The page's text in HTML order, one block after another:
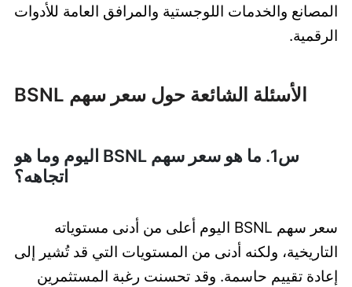
المصانع والخدمات اللوجستية والمرافق العامة للأدوات
الرقمية.
الأسئلة الشائعة حول سعر سهم BSNL
س1. ما هو سعر سهم BSNL اليوم وما هو
اتجاهه؟
سعر سهم BSNL اليوم أعلى من أدنى مستوياته
التاريخية، ولكنه أدنى من المستويات التي قد تُشير إلى
إعادة تقييم حاسمة. وقد تحسنت رغبة المستثمرين